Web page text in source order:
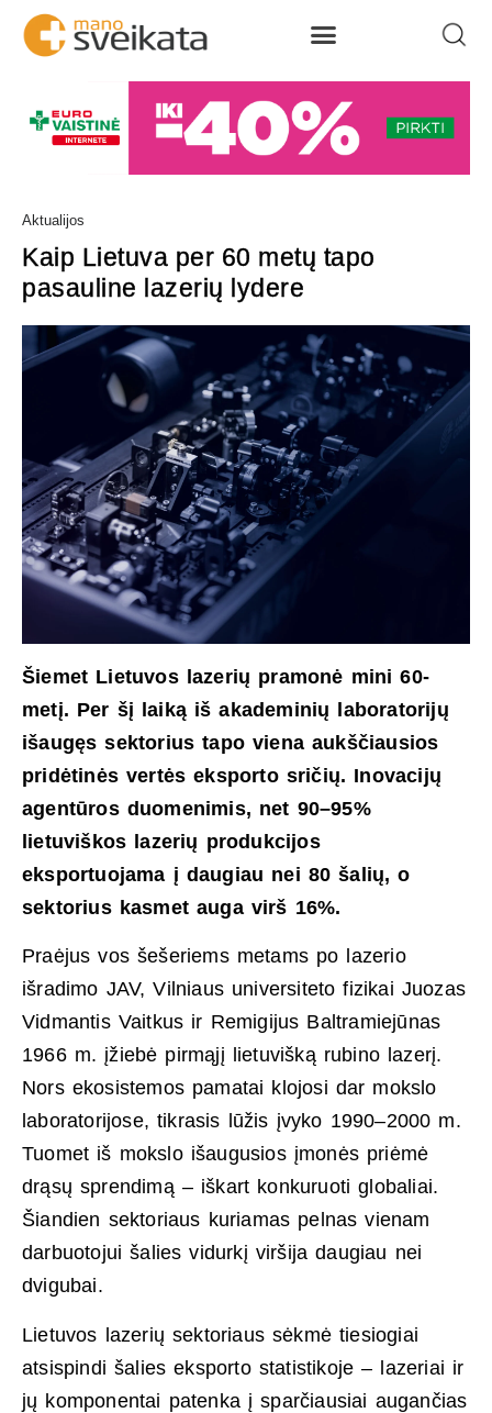
Aktualijos
Kaip Lietuva per 60 metų tapo
pasauline lazerių lydere
Šiemet Lietuvos lazerių pramonė mini 60-
metį. Per šį laiką iš akademinių laboratorijų
išaugęs sektorius tapo viena aukščiausios
pridėtinės vertės eksporto sričių. Inovacijų
agentūros duomenimis, net 90–95%
lietuviškos lazerių produkcijos
eksportuojama į daugiau nei 80 šalių, o
sektorius kasmet auga virš 16%.
Praėjus vos šešeriems metams po lazerio
išradimo JAV, Vilniaus universiteto fizikai Juozas
Vidmantis Vaitkus ir Remigijus Baltramiejūnas
1966 m. įžiebė pirmąjį lietuvišką rubino lazerį.
Nors ekosistemos pamatai klojosi dar mokslo
laboratorijose, tikrasis lūžis įvyko 1990–2000 m.
Tuomet iš mokslo išaugusios įmonės priėmė
drąsų sprendimą – iškart konkuruoti globaliai.
Šiandien sektoriaus kuriamas pelnas vienam
darbuotojui šalies vidurkį viršija daugiau nei
dvigubai.
Lietuvos lazerių sektoriaus sėkmė tiesiogiai
atsispindi šalies eksporto statistikoje – lazeriai ir
jų komponentai patenka į sparčiausiai augančias